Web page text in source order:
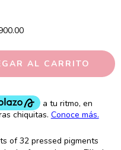
of 32 pressed pigments